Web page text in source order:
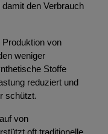
den Verbrauch
Produktion von
weniger
Stoffe
reduziert und
schützt.
von